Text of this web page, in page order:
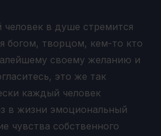
в душе стремится
богом, творцом, кем-то кто
своему желанию и
это же так
каждый человек
в жизни эмоциональный
чувства собственного